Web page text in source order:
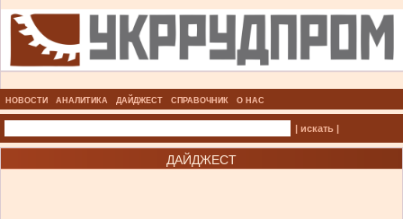
НОВОСТИ АНАЛИТИКА ДАЙДЖЕСТ СПРАВОЧНИК О НАС
| искать |
ДАЙДЖЕСТ